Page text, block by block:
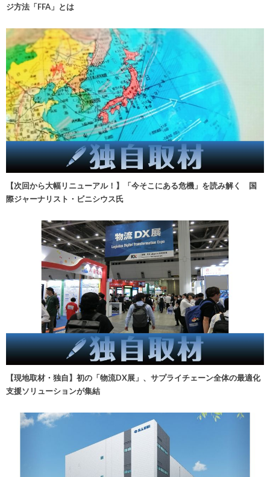
ジ方法「FFA」とは
【次回から大幅リニューアル！】「今そこにある危機」を読み解く 国
際ジャーナリスト・ビニシウス氏
【現地取材・独自】初の「物流DX展」、サプライチェーン全体の最適化
支援ソリューションが集結